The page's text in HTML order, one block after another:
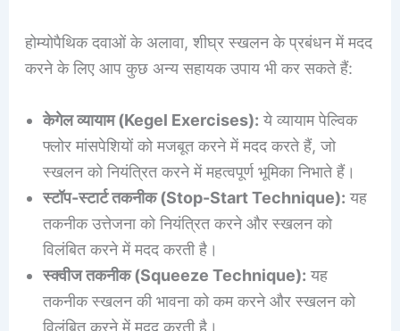
होम्योपैथिक दवाओं के अलावा, शीघ्र स्खलन के प्रबंधन में मदद
करने के लिए आप कुछ अन्य सहायक उपाय भी कर सकते हैं:
केगेल व्यायाम (Kegel Exercises): ये व्यायाम पेल्विक
फ्लोर मांसपेशियों को मजबूत करने में मदद करते हैं, जो
स्खलन को नियंत्रित करने में महत्वपूर्ण भूमिका निभाते हैं।
स्टॉप-स्टार्ट तकनीक (Stop-Start Technique): यह
तकनीक उत्तेजना को नियंत्रित करने और स्खलन को
विलंबित करने में मदद करती है।
स्क्वीज तकनीक (Squeeze Technique): यह
तकनीक स्खलन की भावना को कम करने और स्खलन को
विलंबित करने में मदद करती है।